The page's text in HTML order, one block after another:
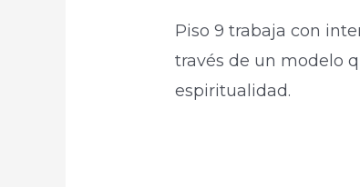
Piso 9 trabaja con
través de un modelo
espiritualidad.